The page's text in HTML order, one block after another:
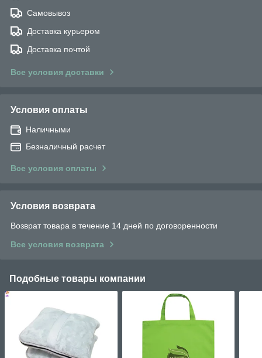
Самовывоз
Доставка курьером
Доставка почтой
Все условия доставки
Условия оплаты
Наличными
Безналичный расчет
Все условия оплаты
Условия возврата
Возврат товара в течение 14 дней по договоренности
Все условия возврата
Подобные товары компании